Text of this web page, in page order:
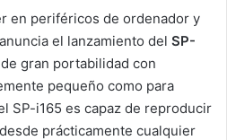
en periféricos de ordenador y
el lanzamiento del SP-
gran portabilidad con
pequeño como para
SP-i165 es capaz de reproducir
prácticamente cualquier